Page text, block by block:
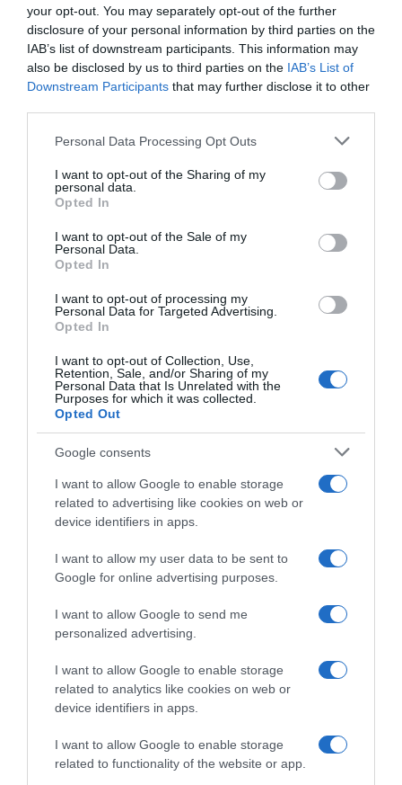
your opt-out. You may separately opt-out of the further
disclosure of your personal information by third parties on the
IAB’s list of downstream participants. This information may
also be disclosed by us to third parties on the IAB’s List of
Downstream Participants that may further disclose it to other
Please note that this website/app uses one or more Google
not limited to your visit or usage behaviour. You may click to
grant or deny consent to Google and its third-party tags to
use your data for below specified purposes in below Google
consent section.
Personal Data Processing Opt Outs
I want to opt-out of the Sharing of my
personal data.
Opted In
I want to opt-out of the Sale of my
Personal Data.
Opted In
I want to opt-out of processing my
Personal Data for Targeted Advertising.
Opted In
I want to opt-out of Collection, Use,
Retention, Sale, and/or Sharing of my
Personal Data that Is Unrelated with the
Purposes for which it was collected.
Opted Out
Google consents
I want to allow Google to enable storage
related to advertising like cookies on web or
device identifiers in apps.
I want to allow my user data to be sent to
Google for online advertising purposes.
I want to allow Google to send me
personalized advertising.
I want to allow Google to enable storage
related to analytics like cookies on web or
device identifiers in apps.
I want to allow Google to enable storage
related to functionality of the website or app.
“Ελευθέριος Βενιζέλος”: Συνελήφθη
37χρονος με 4 μαχαίρια και δύο ψαλίδια
κλαδέματος
και μάθετε πρώτοι όλες τις ειδήσεις
Share
ΕΚΠΟΜΠΕΣ ΕΛΕΝΗ ΧΑΤΖΙΔΟΥ
ΕΤΕΟΚΛΗΣ ΠΑΥΛΟΥ
ΔΙΑΦΗΜΙΣΗ
ΣΧΟΛΙΑ